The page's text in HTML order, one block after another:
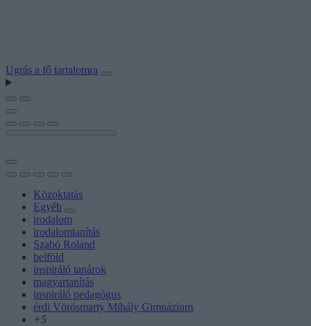
Ugrás a fő tartalomra
Közoktatás
Egyéb
irodalom
irodalomtanítás
Szabó Roland
belföld
inspiráló tanárok
magyartanítás
inspiráló pedagógus
érdi Vörösmarty Mihály Gimnázium
+5